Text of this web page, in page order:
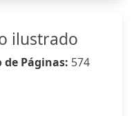
ilustrado
de Páginas: 574